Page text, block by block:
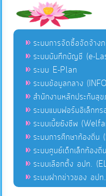
ระบบการจัดซื้อจัดจ้าง
ระบบบันทึกบัญชี (e-
ระบบ E-Plan
ระบบข้อมูลกลาง
สำนักงานหลักประกันสุ
ระบบแบบฟอร์มอิเล็ก
ระบบเบี้ยยังชีพ
ระบบการศึกษาท้องถิ่น
ระบบศูนย์เด็กเล็กท้องถิ่
ระบบเลือกตั้ง อปท.
ระบบฝากข่าวของ อปท.